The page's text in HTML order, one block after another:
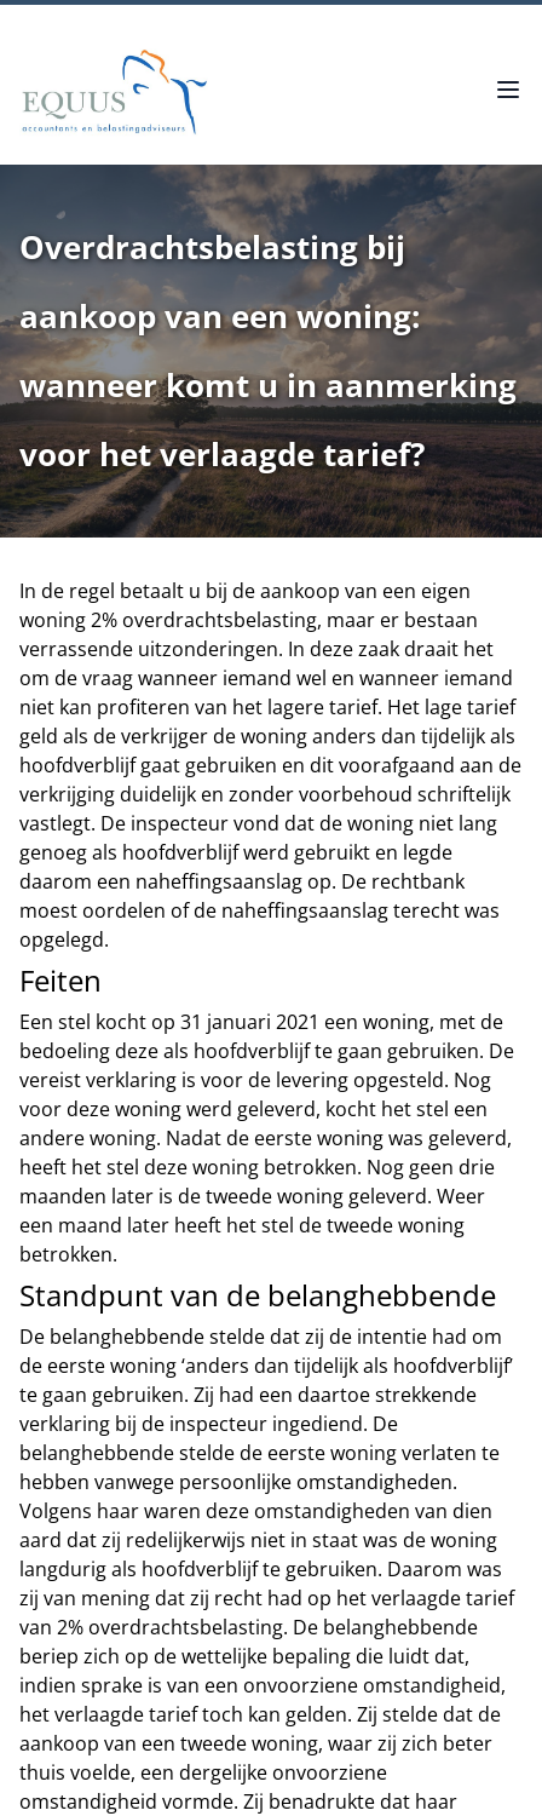
Overdrachtsbelasting bij
aankoop van een woning:
wanneer komt u in aanmerking
voor het verlaagde tarief?
In de regel betaalt u bij de aankoop van een eigen
woning 2% overdrachtsbelasting, maar er bestaan
verrassende uitzonderingen. In deze zaak draait het
om de vraag wanneer iemand wel en wanneer iemand
niet kan profiteren van het lagere tarief. Het lage tarief
geld als de verkrijger de woning anders dan tijdelijk als
hoofdverblijf gaat gebruiken en dit voorafgaand aan de
verkrijging duidelijk en zonder voorbehoud schriftelijk
vastlegt. De inspecteur vond dat de woning niet lang
genoeg als hoofdverblijf werd gebruikt en legde
daarom een naheffingsaanslag op. De rechtbank
moest oordelen of de naheffingsaanslag terecht was
opgelegd.
Feiten
Een stel kocht op 31 januari 2021 een woning, met de
bedoeling deze als hoofdverblijf te gaan gebruiken. De
vereist verklaring is voor de levering opgesteld. Nog
voor deze woning werd geleverd, kocht het stel een
andere woning. Nadat de eerste woning was geleverd,
heeft het stel deze woning betrokken. Nog geen drie
maanden later is de tweede woning geleverd. Weer
een maand later heeft het stel de tweede woning
betrokken.
Standpunt van de belanghebbende
De belanghebbende stelde dat zij de intentie had om
de eerste woning ‘anders dan tijdelijk als hoofdverblijf’
te gaan gebruiken. Zij had een daartoe strekkende
verklaring bij de inspecteur ingediend. De
belanghebbende stelde de eerste woning verlaten te
hebben vanwege persoonlijke omstandigheden.
Volgens haar waren deze omstandigheden van dien
aard dat zij redelijkerwijs niet in staat was de woning
langdurig als hoofdverblijf te gebruiken. Daarom was
zij van mening dat zij recht had op het verlaagde tarief
van 2% overdrachtsbelasting. De belanghebbende
beriep zich op de wettelijke bepaling die luidt dat,
indien sprake is van een onvoorziene omstandigheid,
het verlaagde tarief toch kan gelden. Zij stelde dat de
aankoop van een tweede woning, waar zij zich beter
thuis voelde, een dergelijke onvoorziene
omstandigheid vormde. Zij benadrukte dat haar